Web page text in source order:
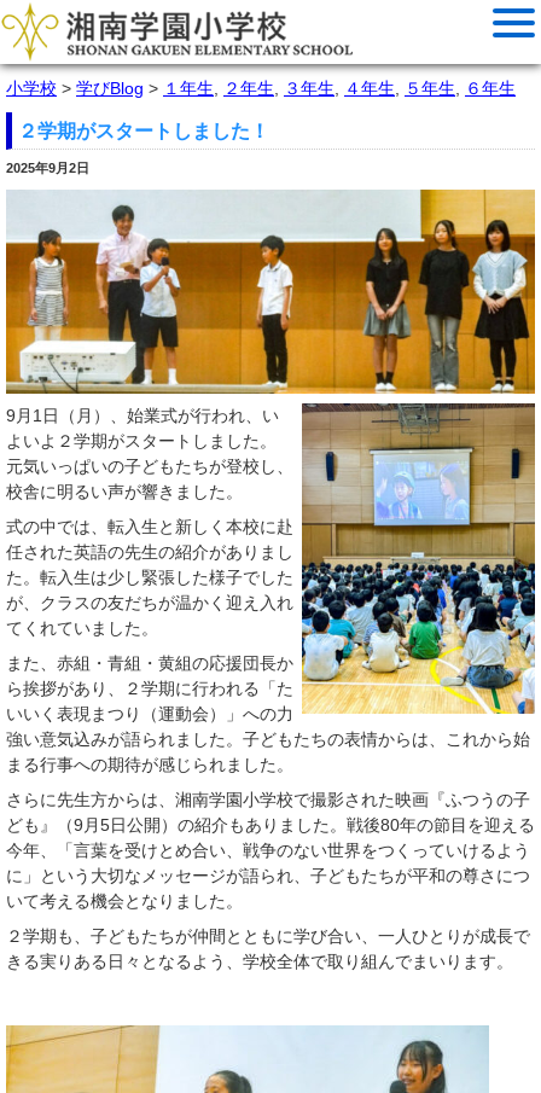
小学校 > 学びBlog > １年生 ２年生 ３年生 ４年生 ５年生 ６年生
２学期がスタートしました！
2025年9月2日
9月1日（月）、始業式が行われ、い
よいよ２学期がスタートしました。
元気いっぱいの子どもたちが登校し、
校舎に明るい声が響きました。
式の中では、転入生と新しく本校に赴
任された英語の先生の紹介がありまし
た。転入生は少し緊張した様子でした
が、クラスの友だちが温かく迎え入れ
てくれていました。
また、赤組・青組・黄組の応援団長か
ら挨拶があり、２学期に行われる「た
いいく表現まつり（運動会）」への力
強い意気込みが語られました。子どもたちの表情からは、これから始
まる行事への期待が感じられました。
さらに先生方からは、湘南学園小学校で撮影された映画『ふつうの子
ども』（9月5日公開）の紹介もありました。戦後80年の節目を迎える
今年、「言葉を受けとめ合い、戦争のない世界をつくっていけるよう
に」という大切なメッセージが語られ、子どもたちが平和の尊さにつ
いて考える機会となりました。
２学期も、子どもたちが仲間とともに学び合い、一人ひとりが成長で
きる実りある日々となるよう、学校全体で取り組んでまいります。